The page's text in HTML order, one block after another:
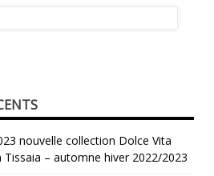
nouvelle collection Dolce Vita
– automne hiver 2022/2023